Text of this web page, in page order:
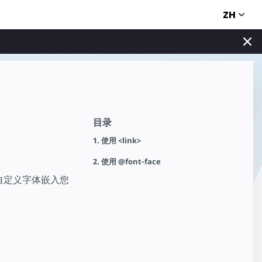
ZH
目录
1. 使用 <link>
2. 使用 @font-face
义字体嵌入您